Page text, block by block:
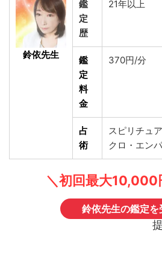
鈴依先生
鑑
定
歴
21年以上
鑑
定
料
金
370円/分
占
術
スピリチュ
クロ・エン
＼初回最大10,000
鈴依先生の鑑定を